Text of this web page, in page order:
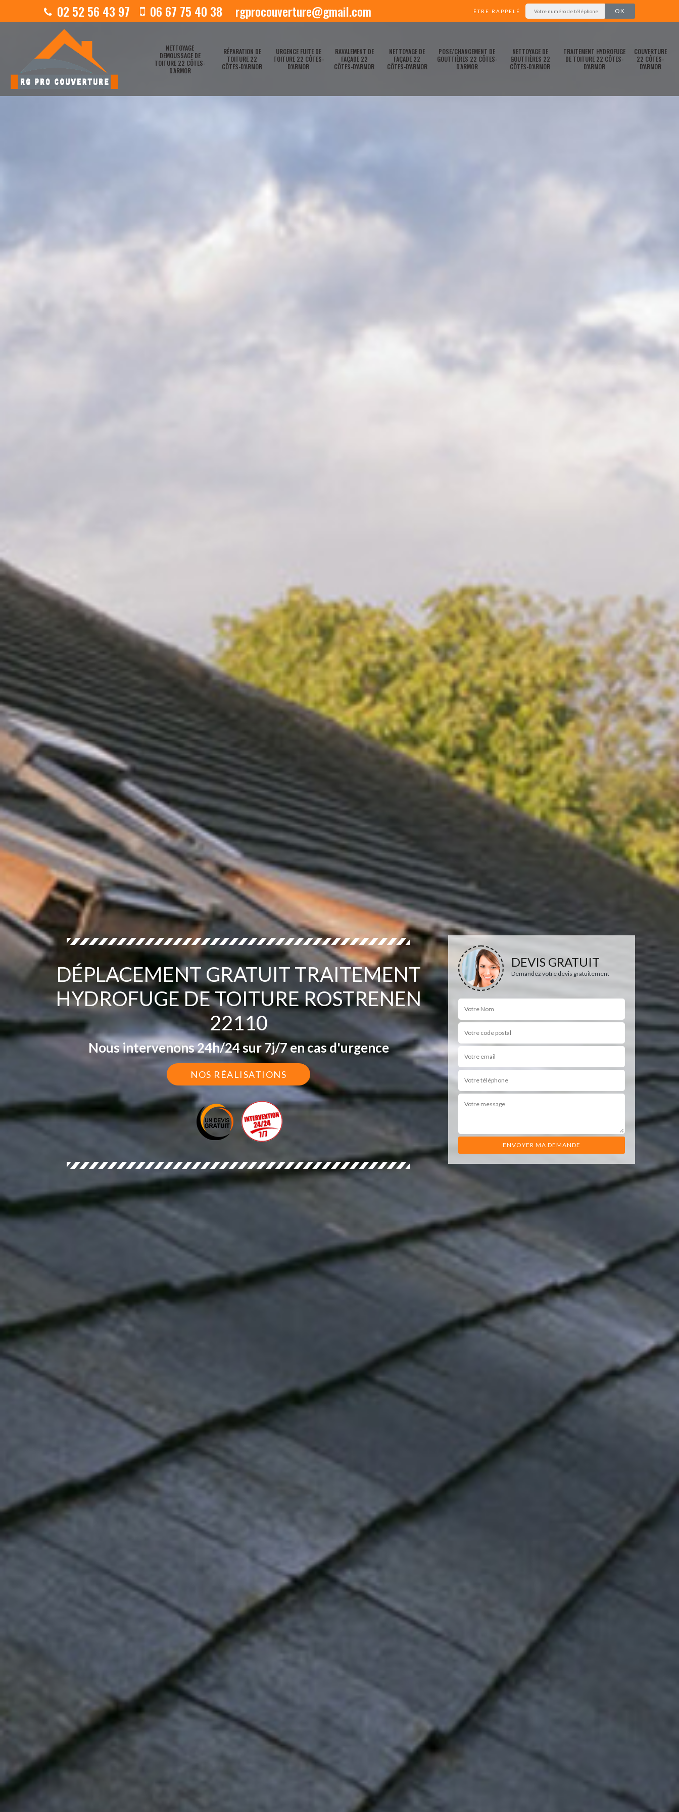
02 52 56 43 97 06 67 75 40 38 rgprocouverture@gmail.com ÊTRE RAPPELÉ
NETTOYAGE
DEMOUSSAGE DE
TOITURE 22 CÔTES-
D'ARMOR
RÉPARATION DE
TOITURE 22
CÔTES-D'ARMOR
URGENCE FUITE DE
TOITURE 22 CÔTES-
D'ARMOR
RAVALEMENT DE
FAÇADE 22
CÔTES-D'ARMOR
NETTOYAGE DE
FAÇADE 22
CÔTES-D'ARMOR
POSE/CHANGEMENT DE
GOUTTIÈRES 22 CÔTES-
D'ARMOR
NETTOYAGE DE
GOUTTIÈRES 22
CÔTES-D'ARMOR
TRAITEMENT HYDROFUGE
DE TOITURE 22 CÔTES-
D'ARMOR
COUVERTURE
22 CÔTES-
D'ARMOR
DÉPLACEMENT GRATUIT TRAITEMENT
HYDROFUGE DE TOITURE ROSTRENEN
22110
Nous intervenons 24h/24 sur 7j/7 en cas d'urgence
NOS RÉALISATIONS
DEVIS GRATUIT
Demandez votre devis gratuitement